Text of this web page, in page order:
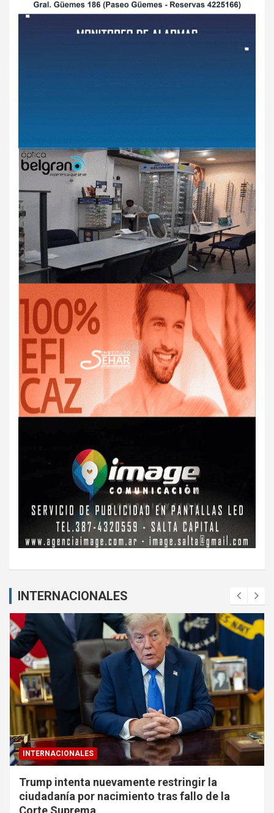
INTERNACIONALES
INTERNACIONALES
Trump intenta nuevamente restringir la
ciudadanía por nacimiento tras fallo de la
Corte Suprema